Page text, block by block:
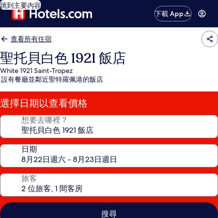
跳到主要內容
下載 App
查看所有住宿
聖托貝白色 1921 飯店
White 1921 Saint-Tropez
設有餐廳並鄰近聖特羅佩港的飯店
選擇日期以查看價格
想要去哪裡？
日期
旅客
搜尋